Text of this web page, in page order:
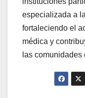
especializada a
fortaleciendo el
médica y
las comunidades